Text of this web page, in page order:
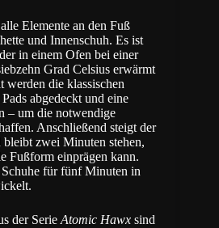
Elemente an den Fuß
und Innenschuh. Es ist
in einem Ofen bei einer
Grad Celsius erwärmt
die klassischen
abgedeckt und eine
– um die notwendige
Anschließend steigt der
zwei Minuten stehen,
Fußform einprägen kann.
für fünf Minuten in
der Serie Atomic Hawx sind